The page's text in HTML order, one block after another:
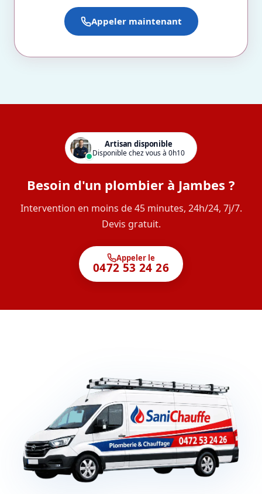
Appeler maintenant
Artisan disponible
Disponible chez vous à 0h10
Besoin d'un plombier à Jambes ?
Intervention en moins de 45 minutes, 24h/24, 7j/7.
Devis gratuit.
Appeler le
0472 53 24 26